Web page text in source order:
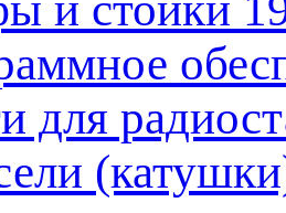
для